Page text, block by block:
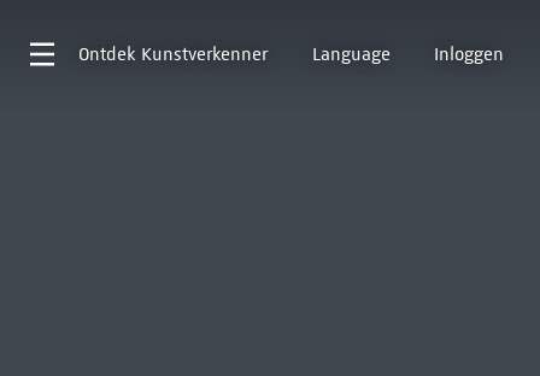
Ontdek Kunstverkenner Language Inloggen